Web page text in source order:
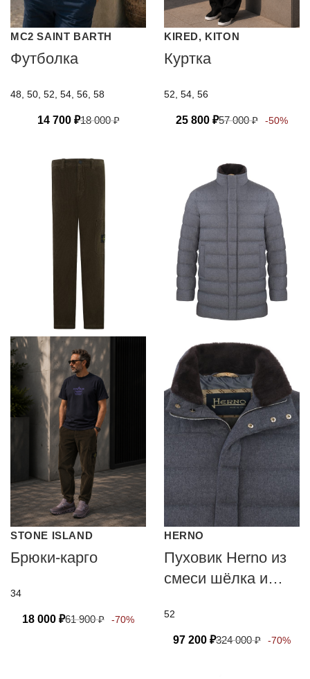
MC2 SAINT BARTH
Футболка
48, 50, 52, 54, 56, 58
14 700 ₽18 000₽
KIRED, KITON
Куртка
52, 54, 56
25 800 ₽57 000₽ -50%
STONE ISLAND
Брюки-карго
34
18 000 ₽61 900₽ -70%
HERNO
Пуховик Herno из
смеси шёлка и
52
97 200 ₽324 000₽ -70%